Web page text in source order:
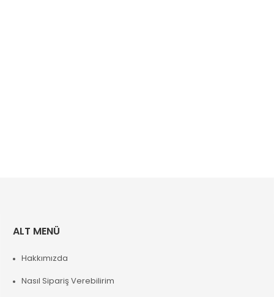
ALT MENÜ
Hakkımızda
Nasıl Sipariş Verebilirim